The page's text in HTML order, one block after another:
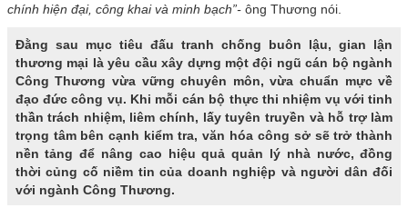
chính hiện đại, công khai và minh bạch”- ông Thương nói.
Đằng sau mục tiêu đấu tranh chống buôn lậu, gian lận
thương mại là yêu cầu xây dựng một đội ngũ cán bộ ngành
Công Thương vừa vững chuyên môn, vừa chuẩn mực về
đạo đức công vụ. Khi mỗi cán bộ thực thi nhiệm vụ với tinh
thần trách nhiệm, liêm chính, lấy tuyên truyền và hỗ trợ làm
trọng tâm bên cạnh kiểm tra, văn hóa công sở sẽ trở thành
nền tảng để nâng cao hiệu quả quản lý nhà nước, đồng
thời củng cố niềm tin của doanh nghiệp và người dân đối
với ngành Công Thương.